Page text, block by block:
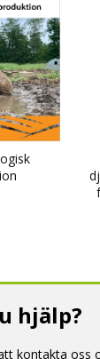
hjälp?
kontakta oss